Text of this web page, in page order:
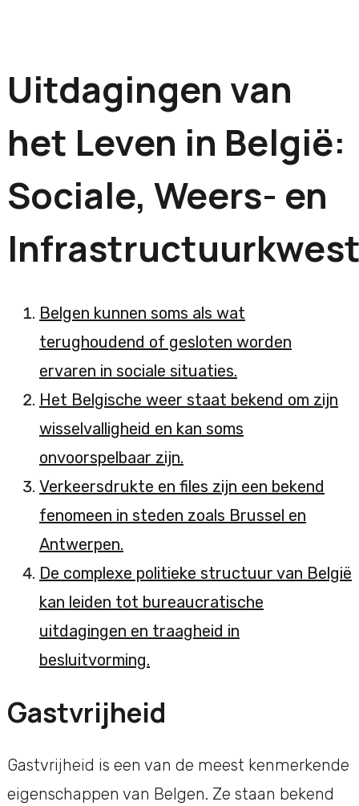
Uitdagingen van
het Leven in België:
Sociale, Weers- en
Belgen kunnen soms als wat
terughoudend of gesloten worden
ervaren in sociale situaties.
Het Belgische weer staat bekend om zijn
wisselvalligheid en kan soms
onvoorspelbaar zijn.
Verkeersdrukte en files zijn een bekend
fenomeen in steden zoals Brussel en
Antwerpen.
De complexe politieke structuur van België
kan leiden tot bureaucratische
uitdagingen en traagheid in
besluitvorming.
Gastvrijheid
Gastvrijheid is een van de meest kenmerkende
eigenschappen van Belgen. Ze staan bekend